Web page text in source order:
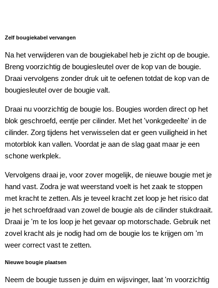
Zelf bougiekabel vervangen
Na het verwijderen van de bougiekabel heb je zicht op de bougie.
Breng voorzichtig de bougiesleutel over de kop van de bougie.
Draai vervolgens zonder druk uit te oefenen totdat de kop van de
bougiesleutel over de bougie valt.
Draai nu voorzichtig de bougie los. Bougies worden direct op het
blok geschroefd, eentje per cilinder. Met het 'vonkgedeelte' in de
cilinder. Zorg tijdens het verwisselen dat er geen vuiligheid in het
motorblok kan vallen. Voordat je aan de slag gaat maar je een
schone werkplek.
Vervolgens draai je, voor zover mogelijk, de nieuwe bougie met je
hand vast. Zodra je wat weerstand voelt is het zaak te stoppen
met kracht te zetten. Als je teveel kracht zet loop je het risico dat
je het schroefdraad van zowel de bougie als de cilinder stukdraait.
Draai je 'm te los loop je het gevaar op motorschade. Gebruik net
zovel kracht als je nodig had om de bougie los te krijgen om 'm
weer correct vast te zetten.
Nieuwe bougie plaatsen
Neem de bougie tussen je duim en wijsvinger, laat 'm voorzichtig